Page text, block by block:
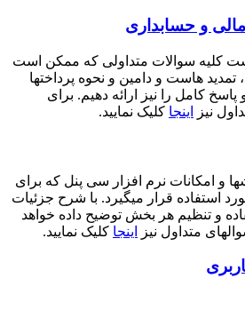
و حسابداری
کلیه سوالات متداولی که ممکن است
تمدید هاست و دامین و نحوه پرداختها
کامل را نیز ارائه دهیم. برای
نیز
اینجا کلیک نمایید.
و امکانات نرم افزار سی پنل که برای
استفاده قرار میگیرد. با شرح جزئیات
و تنظیم هر بخش توضیح داده خواهد
متداول نیز
اینجا کلیک نمایید.